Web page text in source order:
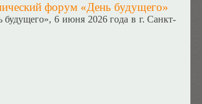
форум «День будущего»
6 июня 2026 года в г. Санкт-